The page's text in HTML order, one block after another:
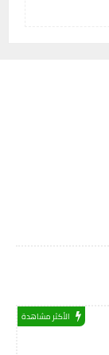
الأكثر مشاهدة